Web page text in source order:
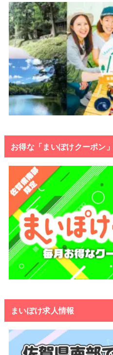
お得な「まいぽけクーポン」
まいぽけ求人情報